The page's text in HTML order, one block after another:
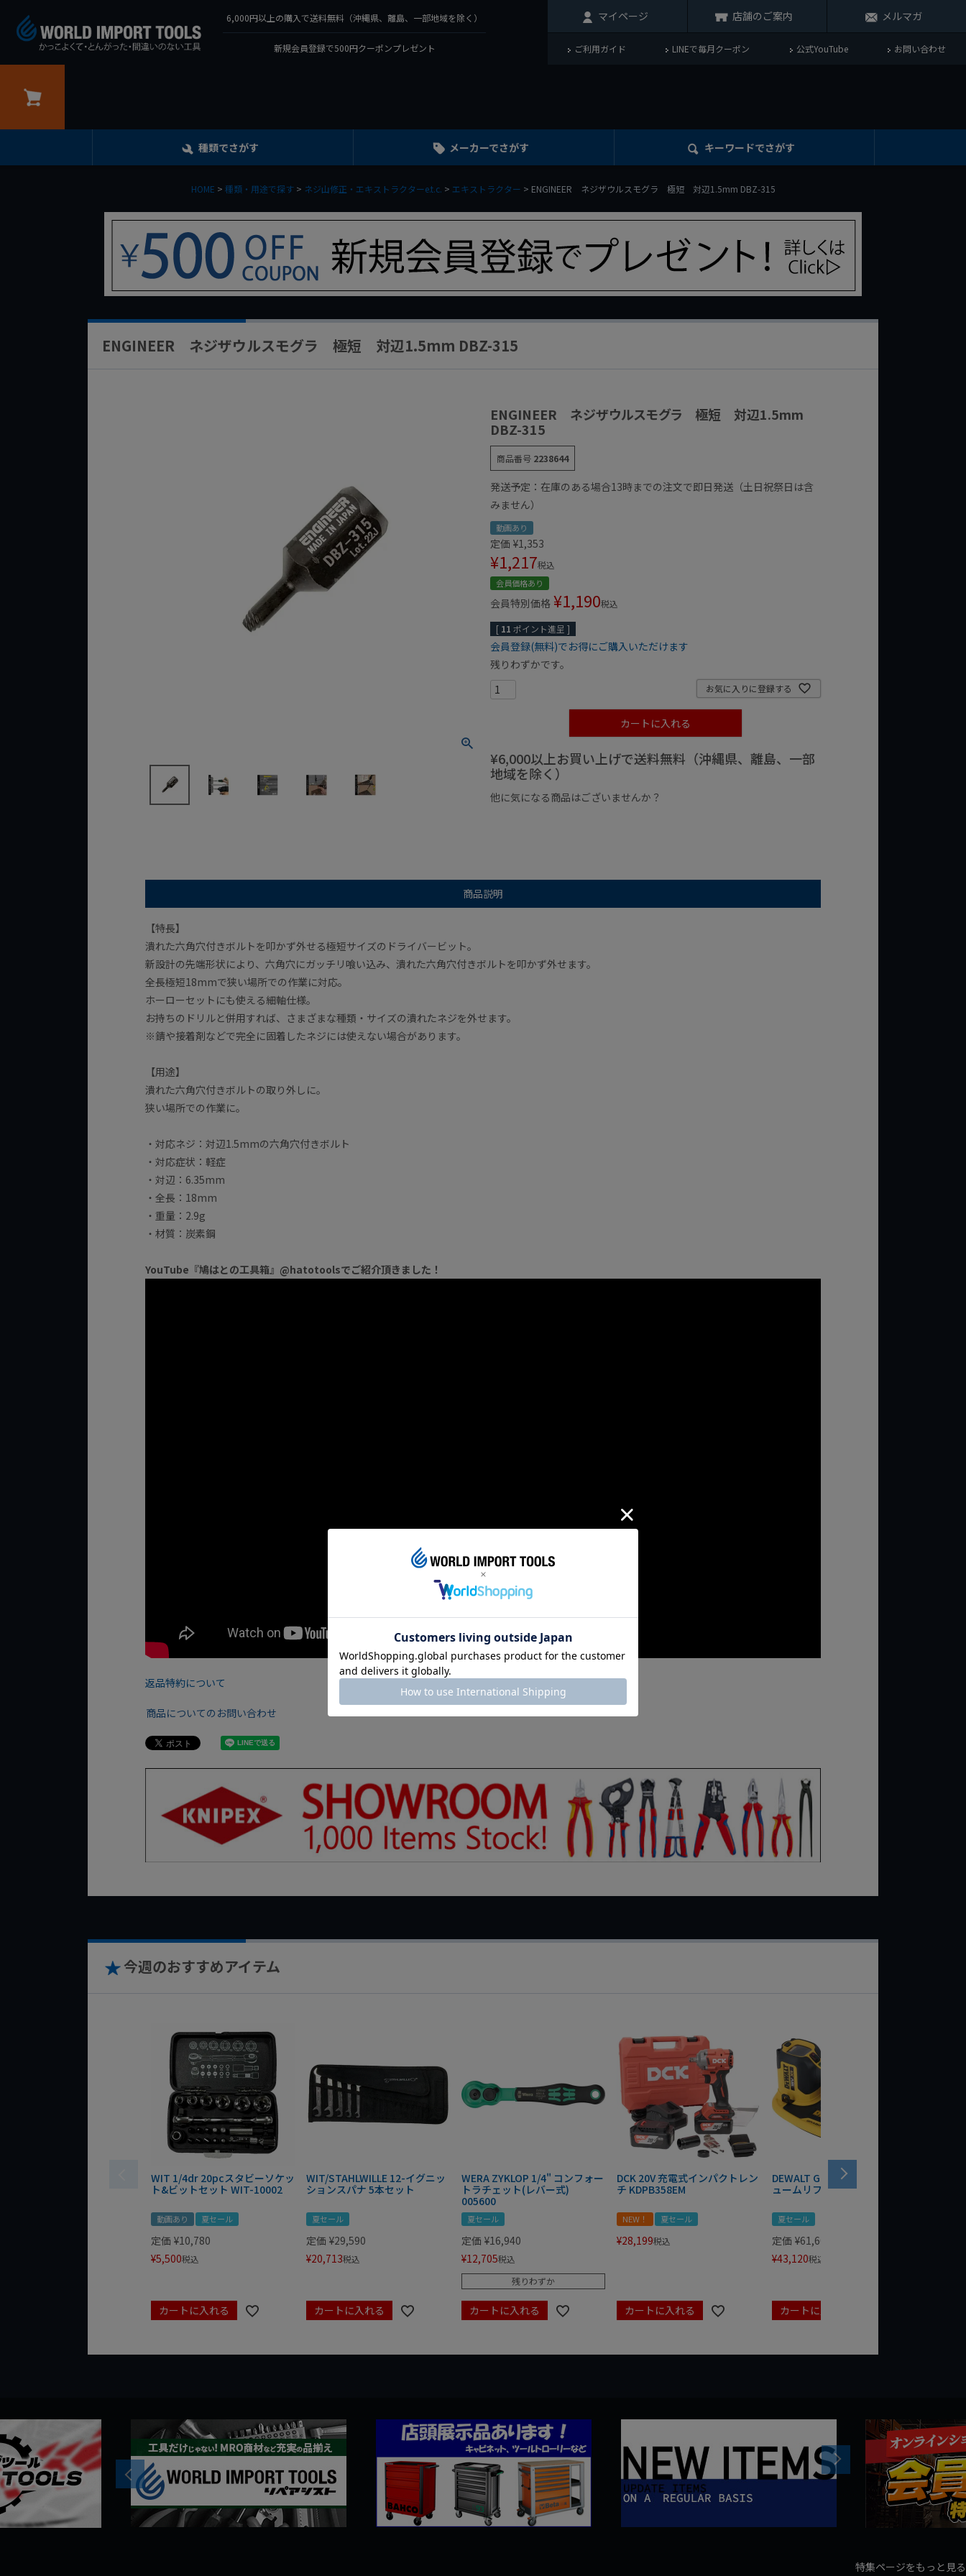
6,000円以上の購入で送料無料（沖縄県、離島、一部地域を除く）
新規会員登録で500円クーポンプレゼント
マイページ 店舗のご案内 メルマガ
ご利用ガイド LINEで毎月クーポン 公式YouTube お問い合わせ
種類でさがす メーカーでさがす キーワードでさがす
HOME 種類・用途で探す ネジ山修正・エキストラクターe.t.c. エキストラクター ENGINEER ネジザウルスモグラ 極短 対辺1.5mm DBZ-315
ENGINEER ネジザウルスモグラ 極短 対辺1.5mm DBZ-315
ENGINEER ネジザウルスモグラ 極短 対辺1.5mm
DBZ-315
商品番号 2238644
発送予定：在庫のある場合13時までの注文で即日発送（土日祝祭日は含
みません）
動画あり
定価 ¥1,353
¥1,217税込
会員価格あり
会員特別価格 ¥1,190税込
[ 11 ポイント進呈 ]
会員登録(無料)でお得にご購入いただけます
残りわずかです。
お気に入りに登録する
カートに入れる
¥6,000以上お買い上げで送料無料（沖縄県、離島、一部
地域を除く）
他に気になる商品はございませんか？
商品説明
【特長】
潰れた六角穴付きボルトを叩かず外せる極短サイズのドライバービット。
新設計の先端形状により、六角穴にガッチリ喰い込み、潰れた六角穴付きボルトを叩かず外せます。
全長極短18mmで狭い場所での作業に対応。
ホーローセットにも使える細軸仕様。
お持ちのドリルと併用すれば、さまざまな種類・サイズの潰れたネジを外せます。
※錆や接着剤などで完全に固着したネジには使えない場合があります。
【用途】
潰れた六角穴付きボルトの取り外しに。
狭い場所での作業に。
・対応ネジ：対辺1.5mmの六角穴付きボルト
・対応症状：軽症
・対辺：6.35mm
・全長：18mm
・重量：2.9g
・材質：炭素鋼
YouTube『鳩はとの工具箱』@hatotoolsでご紹介頂きました！
返品特約について
商品についてのお問い合わせ
今週のおすすめアイテム
WIT 1/4dr 20pcスタビーソケッ
ト&ビットセット WIT-10002
動画あり 夏セール
定価 ¥10,780
¥5,500税込
カートに入れる
WIT/STAHLWILLE 12-イグニッ
ションスパナ 5本セット
夏セール
定価 ¥29,590
¥20,713税込
カートに入れる
WERA ZYKLOP 1/4" コンフォー
トラチェット(レバー式)
005600
夏セール
定価 ¥16,940
¥12,705税込
残りわずか
カートに入れる
DCK 20V 充電式インパクトレン
チ KDPB358EM
NEW！ 夏セール
¥28,199税込
カートに入れる
DEWALT GRABO 18V電動バキ
ュームリフター DCE590N-XJ
夏セール
定価 ¥61,600
¥43,120税込
カートに入れる
Previous
Next
特集ページをもっと見る